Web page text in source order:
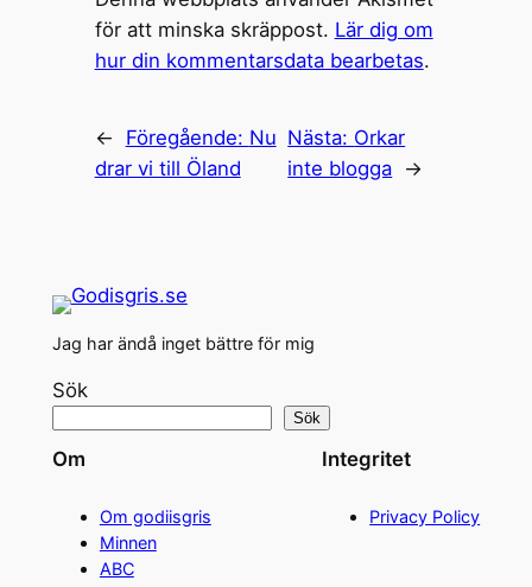
för att minska skräppost. Lär dig om
hur din kommentarsdata bearbetas.
← Föregående: Nu
drar vi till Öland
Nästa: Orkar
inte blogga →
Jag har ändå inget bättre för mig
Sök
Sök
Om
Om godiisgris
Minnen
ABC
Integritet
Privacy Policy